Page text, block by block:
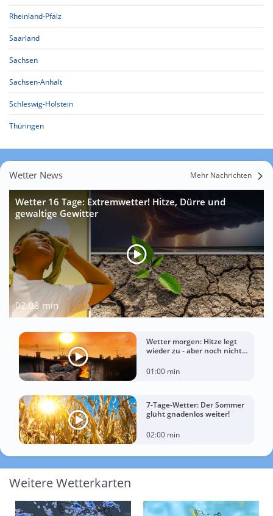
Rheinland-Pfalz
Saarland
Sachsen
Sachsen-Anhalt
Schleswig-Holstein
Thüringen
Wetter News Mehr Nachrichten
Wetter 16 Tage: Extremwetter! Hitze, Dürre und
gewaltige Gewitter
02:08 min
Wetter morgen: Hitze legt
wieder zu - aber noch nicht
01:00 min
7-Tage-Wetter: Der Sommer
glüht gnadenlos weiter!
02:00 min
Weitere Wetterkarten